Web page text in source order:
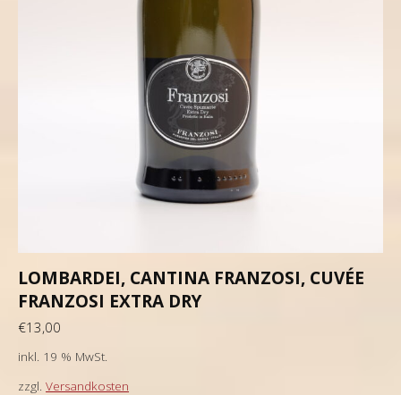
LOMBARDEI, CANTINA FRANZOSI, CUVÉE
FRANZOSI EXTRA DRY
€13,00
inkl. 19 % MwSt.
zzgl. Versandkosten